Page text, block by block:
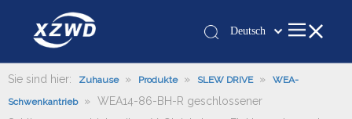
Deutsch
românesc
Türk dili
Sie sind hier: Zuhause » Produkte » SLEW DRIVE »
WEA-
Schwenkantrieb
» WEA14-86-BH-R geschlossener